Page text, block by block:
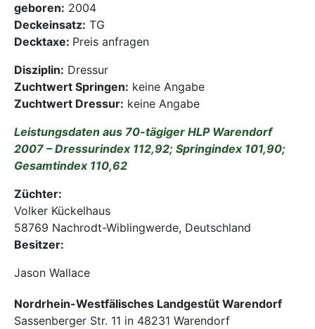
Account
geboren: 2004
Deckeinsatz: TG
Decktaxe: Preis anfragen
Disziplin: Dressur
Zuchtwert Springen: keine Angabe
Zuchtwert Dressur: keine Angabe
Leistungsdaten aus 70-tägiger HLP Warendorf
2007 – Dressurindex 112,92; Springindex 101,90;
Gesamtindex 110,62
Züchter:
Volker Kückelhaus
58769 Nachrodt-Wiblingwerde, Deutschland
Besitzer:
Jason Wallace
Nordrhein-Westfälisches Landgestüt Warendorf
Sassenberger Str. 11 in 48231 Warendorf